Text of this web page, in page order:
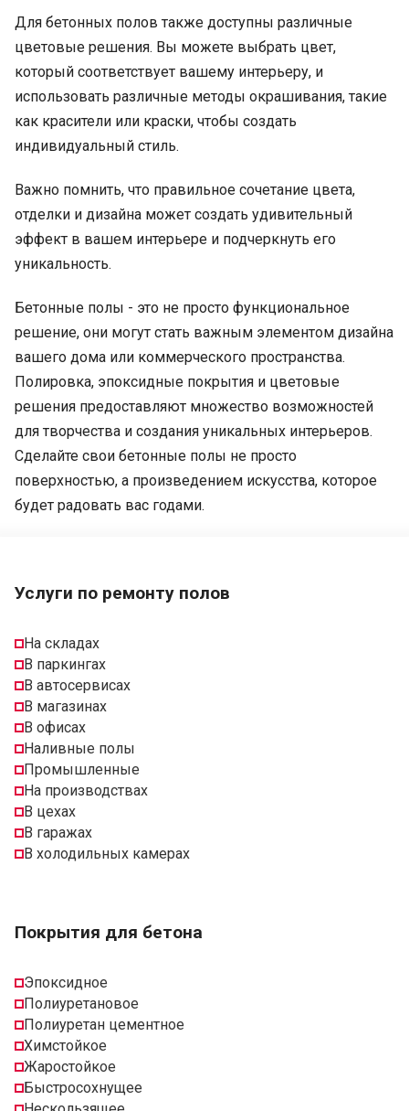
Для бетонных полов также доступны различные
цветовые решения. Вы можете выбрать цвет,
который соответствует вашему интерьеру, и
использовать различные методы окрашивания, такие
как красители или краски, чтобы создать
индивидуальный стиль.
Важно помнить, что правильное сочетание цвета,
отделки и дизайна может создать удивительный
эффект в вашем интерьере и подчеркнуть его
уникальность.
Бетонные полы - это не просто функциональное
решение, они могут стать важным элементом дизайна
вашего дома или коммерческого пространства.
Полировка, эпоксидные покрытия и цветовые
решения предоставляют множество возможностей
для творчества и создания уникальных интерьеров.
Сделайте свои бетонные полы не просто
поверхностью, а произведением искусства, которое
будет радовать вас годами.
Услуги по ремонту полов
На складах
В паркингах
В автосервисах
В магазинах
В офисах
Наливные полы
Промышленные
На производствах
В цехах
В гаражах
В холодильных камерах
Покрытия для бетона
Эпоксидное
Полиуретановое
Полиуретан цементное
Химстойкое
Жаростойкое
Быстросохнущее